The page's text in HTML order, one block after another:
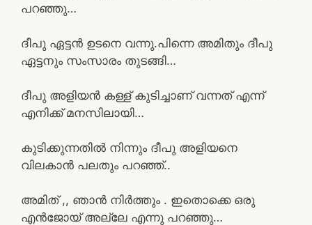
പറഞ്ഞു…
ദീപു ഏട്ടൻ ഉടനെ വന്നു.പിന്നെ അമിതും ദീപു
ഏട്ടനും സംസാരം തുടങ്ങി…
ദീപു അളിയൻ കള്ള് കുടിച്ചാണ് വന്നത് എന്ന്
എനിക്ക് മനസിലായി…
കുടിക്കുന്നതിൽ നിന്നും ദീപു അളിയനെ
വിലകാൻ പലതും പറഞ്ഞ്..
അമിത് ,, ഞാൻ നിർത്തും . ഇതൊക്കെ ഒരു
എൻജോയ് അല്ലേ എന്നു പറഞ്ഞു…